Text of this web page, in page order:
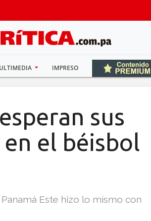
IMPRESO
sus
el béisbol
Este hizo lo mismo con